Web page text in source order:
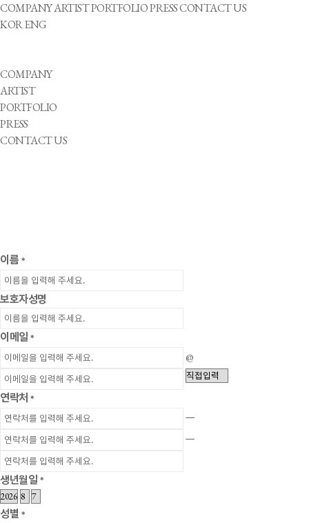
COMPANYARTISTPORTFOLIOPRESSCONTACT US
KORENG
COMPANY
ARTIST
PORTFOLIO
PRESS
CONTACT US
이름*
보호자성명
이메일*
@
연락처*
ㅡ
ㅡ
생년월일*
성별*